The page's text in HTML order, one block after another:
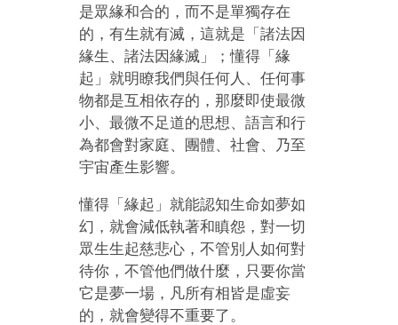
是眾緣和合的，而不是單獨存在
的，有生就有滅，這就是「諸法因
緣生、諸法因緣滅」；懂得「緣
起」就明瞭我們與任何人、任何事
物都是互相依存的，那麼即使最微
小、最微不足道的思想、語言和行
為都會對家庭、團體、社會、乃至
宇宙產生影響。
懂得「緣起」就能認知生命如夢如
幻，就會減低執著和瞋怨，對一切
眾生生起慈悲心，不管別人如何對
待你，不管他們做什麼，只要你當
它是夢一場，凡所有相皆是虛妄
的，就會變得不重要了。